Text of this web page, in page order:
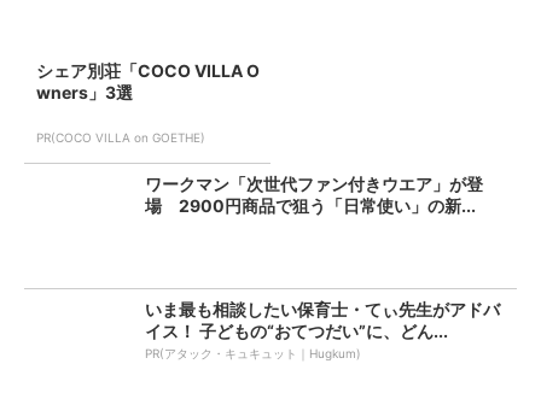
シェア別荘「COCO VILLA O
wners」3選
PR(COCO VILLA on GOETHE)
ワークマン「次世代ファン付きウエア」が登
場 2900円商品で狙う「日常使い」の新...
いま最も相談したい保育士・てぃ先生がアドバ
イス！ 子どもの“おてつだい”に、どん...
PR(アタック・キュキュット｜Hugkum)